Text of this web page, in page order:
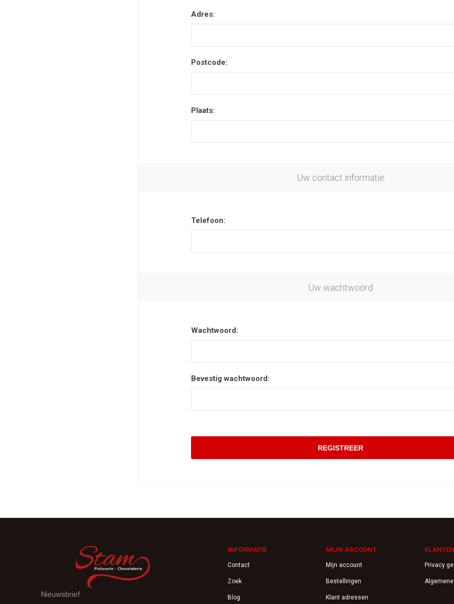
Adres:
Postcode:
Plaats:
Uw contact informatie
Telefoon:
Uw wachtwoord
Wachtwoord:
Bevestig wachtwoord:
Nieuwsbrief
INFORMATIE
Contact
Zoek
Blog
MIJN ACCOUNT
Mijn account
Bestellingen
Klant adressen
Privacy